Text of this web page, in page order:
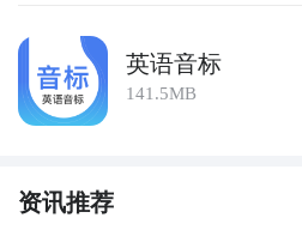
英语音标
141.5MB
资讯推荐